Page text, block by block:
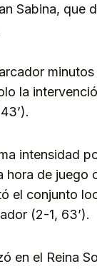
Sabina, que
la
intensidad
hora de juego
el conjunto
(2-1, 63’).
en el Reina